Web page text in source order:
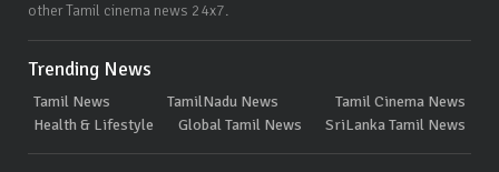
other Tamil cinema news 24x7.
Trending News
Tamil News TamilNadu News
Tamil Cinema News
Health & Lifestyle
Global Tamil News SriLanka Tamil News